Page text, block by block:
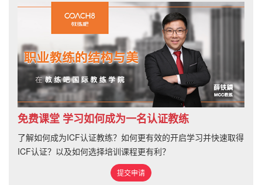
免费课堂 学习如何成为一名认证教练
了解如何成为ICF认证教练？如何更有效的开启学习并快速取得
ICF认证？以及如何选择培训课程更有利？
提交申请